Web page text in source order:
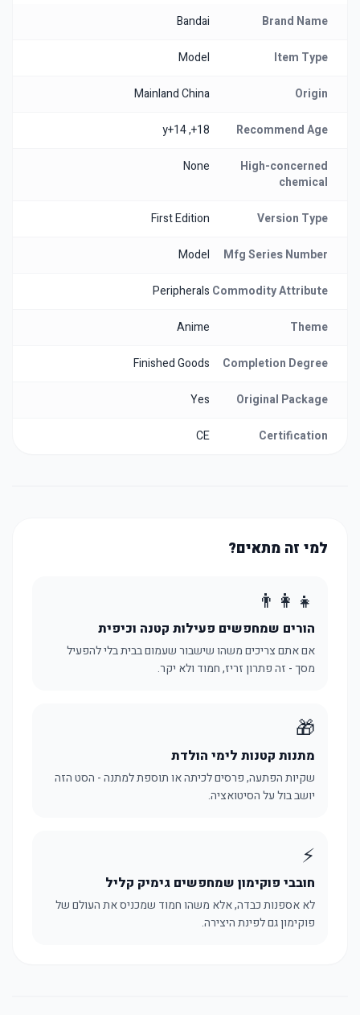
Brand Name
Bandai
Item Type
Model
Origin
Mainland China
Recommend Age
18+, 14+y
High-concerned
chemical
None
Version Type
First Edition
Mfg Series Number
Model
Commodity Attribute
Peripherals
Theme
Anime
Completion Degree
Finished Goods
Original Package
Yes
Certification
CE
למי זה מתאים?
👨‍👩‍👧
הורים שמחפשים פעילות קטנה וכיפית
אם אתם צריכים משהו שישבור שעמום בבית בלי להפעיל
מסך - זה פתרון זריז, חמוד ולא יקר.
🎁
מתנות קטנות לימי הולדת
שקיות הפתעה, פרסים לכיתה או תוספת למתנה - הסט הזה
יושב בול על הסיטואציה.
⚡
חובבי פוקימון שמחפשים גימיק קליל
לא אספנות כבדה, אלא משהו חמוד שמכניס את העולם של
פוקימון גם לפינת היצירה.